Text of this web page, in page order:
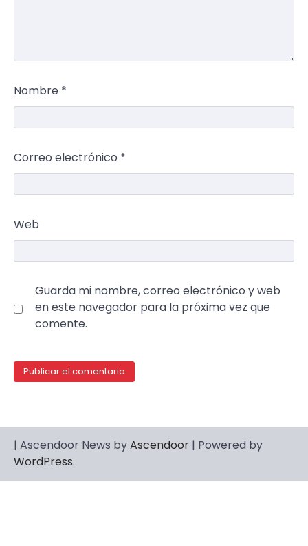
Nombre *
Correo electrónico *
Web
Guarda mi nombre, correo electrónico y web
en este navegador para la próxima vez que
comente.
| Ascendoor News byAscendoor | Powered by
WordPress.